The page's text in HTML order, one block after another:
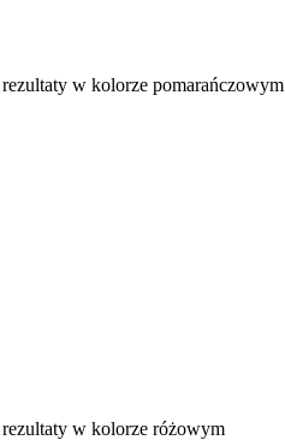
w kolorze pomarańczowym
w kolorze różowym